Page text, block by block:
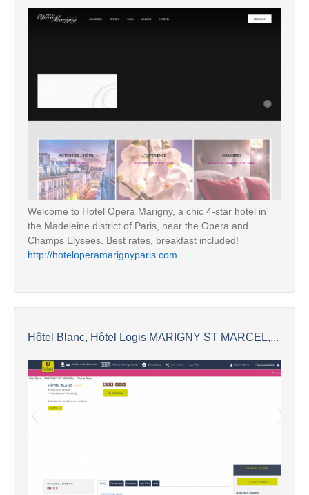
Welcome to Hotel Opera Marigny, a chic 4-star hotel in
the Madeleine district of Paris, near the Opera and
Champs Elysees. Best rates, breakfast included!
http://hoteloperamarignyparis.com
Hôtel Blanc, Hôtel Logis MARIGNY ST MARCEL,...